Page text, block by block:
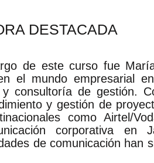
DESTACADA
de este curso fue
el mundo empresarial
y consultoría de gestión.
y gestión de
como Airtel/
corporativa en
de comunicación han